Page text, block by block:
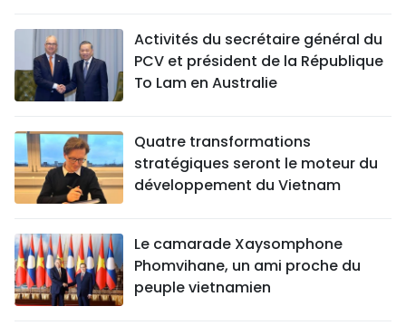
Activités du secrétaire général du
PCV et président de la République
To Lam en Australie
Quatre transformations
stratégiques seront le moteur du
développement du Vietnam
Le camarade Xaysomphone
Phomvihane, un ami proche du
peuple vietnamien